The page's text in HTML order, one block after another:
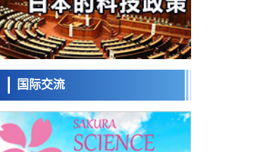
书》，解读第七期基本计划首年度政策方向
科学研究
东京大学发现可诱导细胞死亡的新型信使物
质
科学研究
东京都健康长寿医疗中心跨器官揭示衰老过
程中的糖链变化
科学研究
可作为电池电极材料
科学研究
东京大学和海上保安厅等发现南海海槽沿线
国际交流